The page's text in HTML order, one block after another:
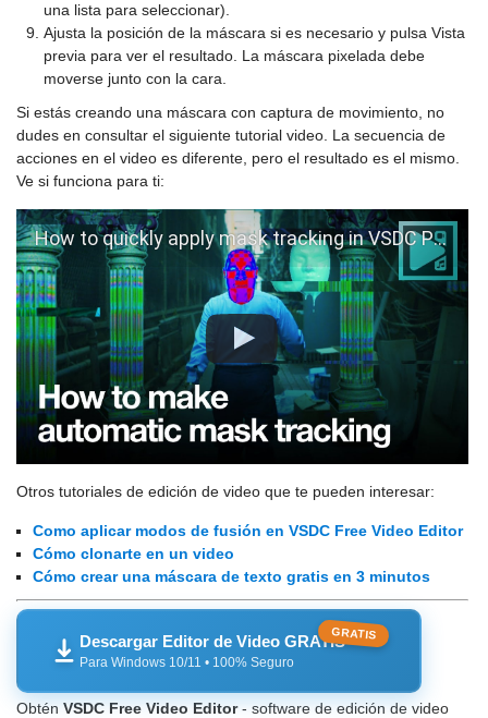
una lista para seleccionar).
Ajusta la posición de la máscara si es necesario y pulsa Vista
previa para ver el resultado. La máscara pixelada debe
moverse junto con la cara.
Si estás creando una máscara con captura de movimiento, no
dudes en consultar el siguiente tutorial video. La secuencia de
acciones en el video es diferente, pero el resultado es el mismo.
Ve si funciona para ti:
How to quickly apply mask tracking in VSDC Pro
Otros tutoriales de edición de video que te pueden interesar:
Como aplicar modos de fusión en VSDC Free Video Editor
Cómo clonarte en un video
Cómo crear una máscara de texto gratis en 3 minutos
Descargar Editor de Video GRATIS
Para Windows 10/11 • 100% Seguro
GRATIS
Obtén VSDC Free Video Editor- software de edición de video